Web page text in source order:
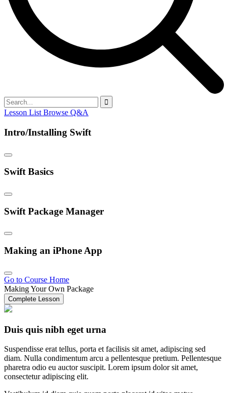
Lesson List Browse Q&A
Intro/Installing Swift
Swift Basics
Swift Package Manager
Making an iPhone App
Go to Course Home
Making Your Own Package
Complete Lesson
Duis quis nibh eget urna
Suspendisse erat tellus, porta et facilisis sit amet, adipiscing sed
diam. Nulla condimentum arcu a pellentesque pretium. Pellentesque
pharetra odio eu auctor suscipit. Lorem ipsum dolor sit amet,
consectetur adipiscing elit.